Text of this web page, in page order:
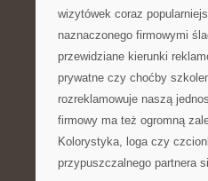
wizytówek coraz
naznaczonego firmowymi
przewidziane kierunki
prywatne czy choćby
rozreklamowuje naszą
firmowy ma też ogromną
Kolorystyka, loga czy
przypuszczalnego partnera